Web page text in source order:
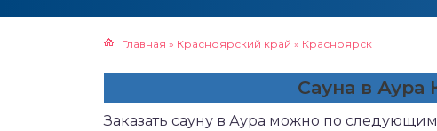
Главная » Красноярский край » Красноярск
Сауна в Аура
Заказать сауну в Аура можно по следующим